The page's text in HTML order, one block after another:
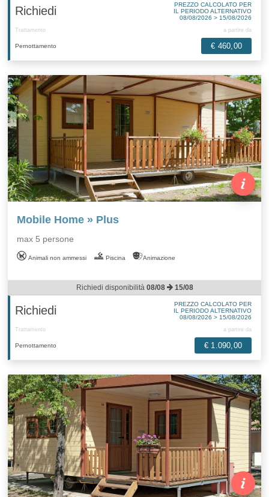
Richiedi
PREZZO CALCOLATO PER
IL PERIODO ALTERNATIVO
08/08/2026 > 15/08/2026
Trattamento a partire da
Pernottamento € 460,00
Mobile Home » Plus
max 5 persone
Animali non ammessi Piscina Animazione
Richiedi disponibilità 08/08 15/08
Richiedi
PREZZO CALCOLATO PER
IL PERIODO ALTERNATIVO
08/08/2026 > 15/08/2026
Trattamento a partire da
Pernottamento € 1.090,00